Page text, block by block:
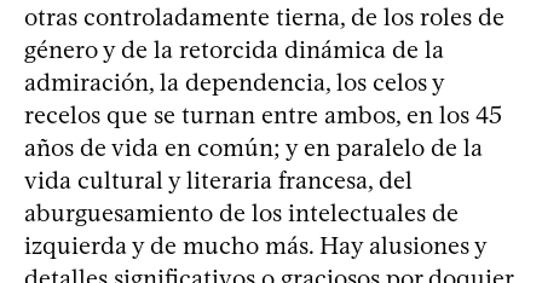
otras controladamente tierna, de los roles de
género y de la retorcida dinámica de la
admiración, la dependencia, los celos y
recelos que se turnan entre ambos, en los 45
años de vida en común; y en paralelo de la
vida cultural y literaria francesa, del
aburguesamiento de los intelectuales de
izquierda y de mucho más. Hay alusiones y